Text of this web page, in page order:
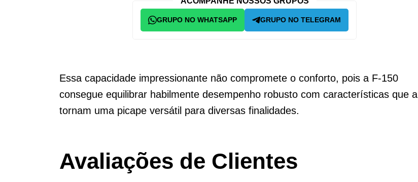
GRUPO NO WHATSAPP GRUPO NO TELEGRAM
Essa capacidade impressionante não compromete o conforto, pois a F-150
consegue equilibrar habilmente desempenho robusto com características que a
tornam uma picape versátil para diversas finalidades.
Avaliações de Clientes